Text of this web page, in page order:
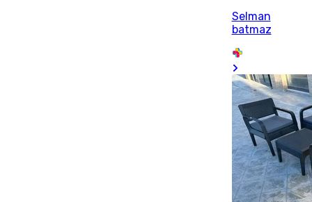
Selman
batmaz